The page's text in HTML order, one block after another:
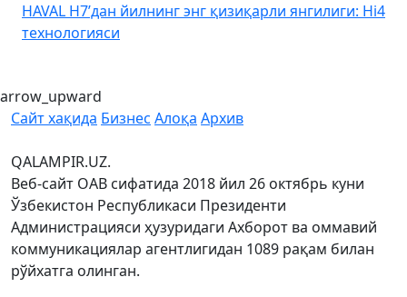
HAVAL H7’дан йилнинг энг қизиқарли янгилиги: Hi4
технологияси
arrow_upward
Сайт хақида Бизнес Алоқа Архив
QALAMPIR.UZ.
Веб-сайт ОАВ сифатида 2018 йил 26 октябрь куни
Ўзбекистон Республикаси Президенти
Администрацияси ҳузуридаги Ахборот ва оммавий
коммуникациялар агентлигидан 1089 рақам билан
рўйхатга олинган.